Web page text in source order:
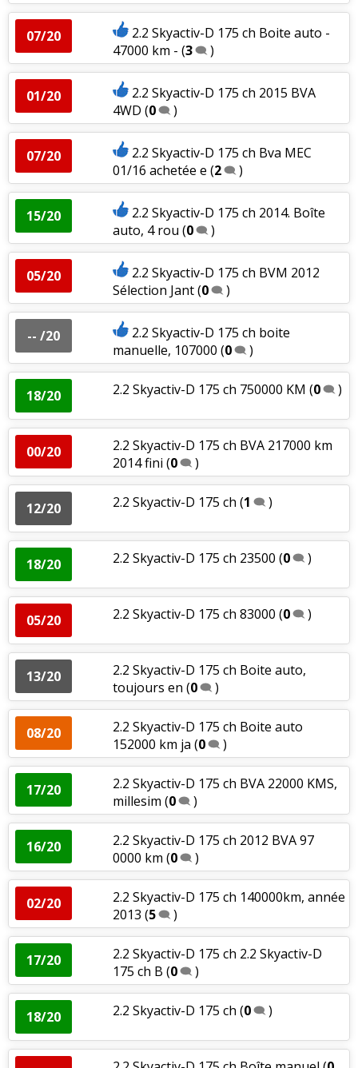
07/20
2.2 Skyactiv-D 175 ch Boite auto -
47000 km - (3 )
01/20
2.2 Skyactiv-D 175 ch 2015 BVA
4WD (0 )
07/20
2.2 Skyactiv-D 175 ch Bva MEC
01/16 achetée e (2 )
15/20
2.2 Skyactiv-D 175 ch 2014. Boîte
auto, 4 rou (0 )
05/20
2.2 Skyactiv-D 175 ch BVM 2012
Sélection Jant(0 )
-- /20
2.2 Skyactiv-D 175 ch boite
manuelle, 107000 (0 )
18/20 2.2 Skyactiv-D 175 ch 750000 KM (0 )
00/20
2.2 Skyactiv-D 175 ch BVA 217000 km
2014 fini (0 )
12/20 2.2 Skyactiv-D 175 ch (1 )
18/20 2.2 Skyactiv-D 175 ch 23500 (0 )
05/20 2.2 Skyactiv-D 175 ch 83000 (0 )
13/20
2.2 Skyactiv-D 175 ch Boite auto,
toujours en (0 )
08/20
2.2 Skyactiv-D 175 ch Boite auto
152000 km ja (0 )
17/20
2.2 Skyactiv-D 175 ch BVA 22000 KMS,
millesim (0 )
16/20
2.2 Skyactiv-D 175 ch 2012 BVA 97
0000 km (0 )
02/20
2.2 Skyactiv-D 175 ch 140000km, année
2013 (5 )
17/20
2.2 Skyactiv-D 175 ch 2.2 Skyactiv-D
175 ch B (0 )
18/20 2.2 Skyactiv-D 175 ch (0 )